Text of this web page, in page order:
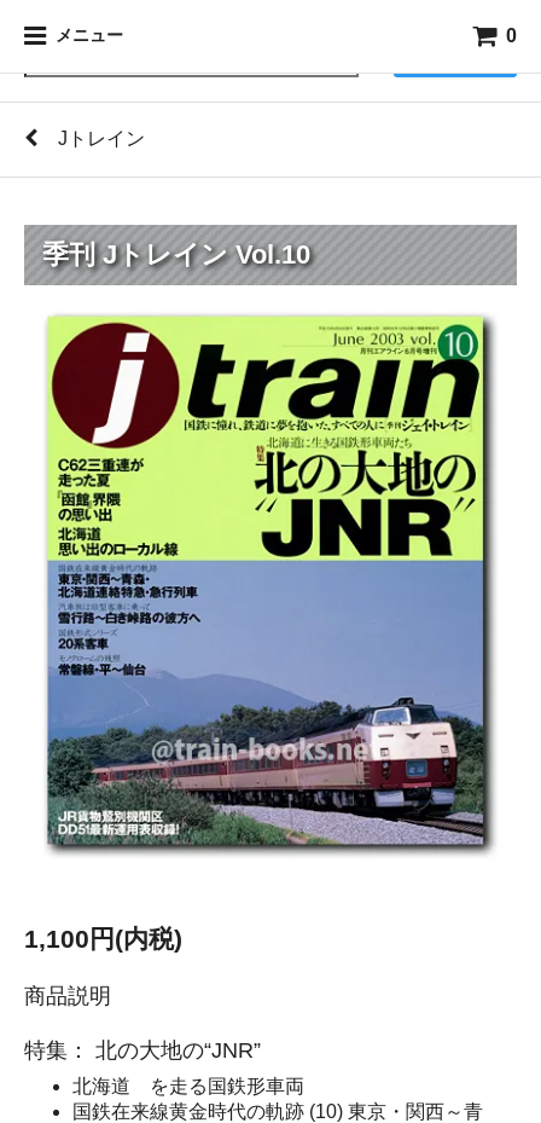
メニュー 0
Jトレイン
季刊 Jトレイン Vol.10
1,100円(内税)
商品説明
特集： 北の大地の“JNR”
北海道 を走る国鉄形車両
国鉄在来線黄金時代の軌跡 (10) 東京・関西～青